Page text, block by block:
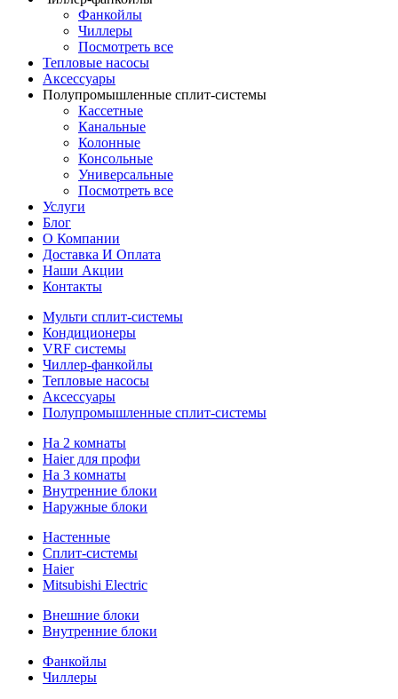
Фанкойлы
Чиллеры
Посмотреть все
Тепловые насосы
Аксессуары
Полупромышленные сплит-системы
Кассетные
Канальные
Колонные
Консольные
Универсальные
Посмотреть все
Услуги
Блог
О Компании
Доставка И Оплата
Наши Акции
Контакты
Мульти сплит-системы
Кондиционеры
VRF системы
Чиллер-фанкойлы
Тепловые насосы
Аксессуары
Полупромышленные сплит-системы
На 2 комнаты
Haier для профи
На 3 комнаты
Внутренние блоки
Наружные блоки
Настенные
Сплит-системы
Haier
Mitsubishi Electric
Внешние блоки
Внутренние блоки
Фанкойлы
Чиллеры